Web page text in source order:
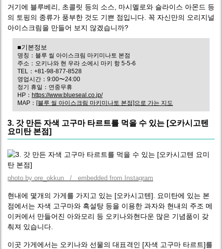
거기에 블루베리, 초콜릿 등의 소스, 마시멜로와 슬라이스 아몬드 등
의 토핑의 종류가 풍부한 것도 기쁜 점입니다. 꼭 자신만의 오리지널
아이스크림을 만들어 보지 않겠습니까?
■기본정보
명칭：블루 씰 아이스크림 마키미나토 본점
주소：오키나와 현 우라 소에시 마키 항 5-5-6
TEL：+81-98-877-8528
영업시간：9:00〜24:00
정기 휴일：연중무휴
HP： https://www.blueseal.co.jp/
MAP： [블루 씰 아이스크림 마키미나토 본점]으로 가는 지도
3. 갓 만든 자색 고구마 타르트를 먹을 수 있는 [오카시고텐
요미탄 본점]
photo by ore_okkun / embedded from Instagram
현내에 몇개의 가게를 가지고 있는 [오카시고텐]. 요미탄에 있는 본
점에서는 자색 고구마와 흑설탕 등을 이용한 과자와 현내의 주조 메
이커에서 만들어진 아와모리 등 오키나와현다운 많은 기념품이 갖
춰져 있습니다.
이곳 가게에서는 오키나와 선물의 대표격인 [자색 고구마 타르트]를